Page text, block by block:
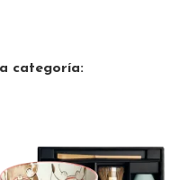
categoría: